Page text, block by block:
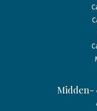
Midden-